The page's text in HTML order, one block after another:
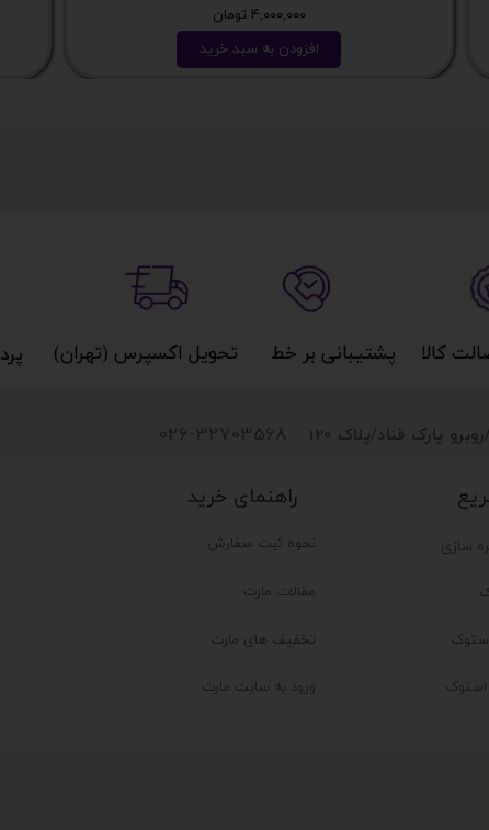
۴,۰۰۰,۰۰۰ تومان
افزودن به سبد خرید
پارک قناد/پلاک 120
سازی
استوک
راهنمای خرید
نحوه ثبت سفارش
مقالات مارت
تخفیف های مارت
ورود به سایت مارت
026-32703568
تحویل اکسپرس (تهران)​​​​​​​ پشتیبانی بر خط​​​​​​​ کالا​​​​​​​